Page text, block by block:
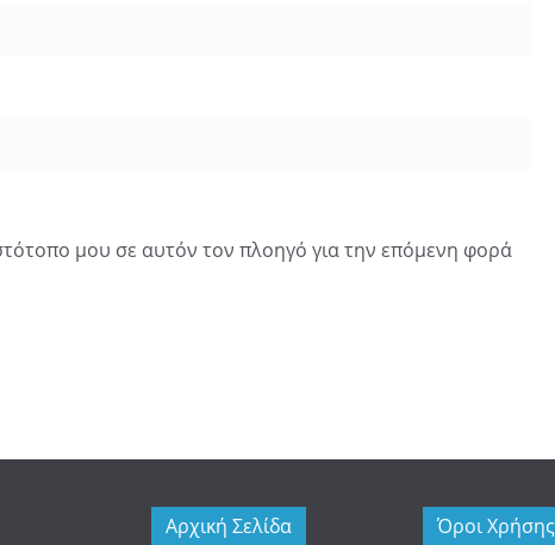
μου σε αυτόν τον πλοηγό για την επόμενη φορά
Αρχική Σελίδα Όροι Χρήσης